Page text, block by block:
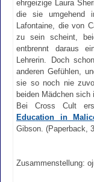
ehrgeizige Laura
die sie umgehend
Lafontaine, die von
zu sein scheint,
entbrennt daraus
Lehrerin. Doch
anderen Gefühlen,
sie so noch nie
beiden Mädchen sich
Bei Cross Cult
Education in
Gibson. (Paperback,
Zusammenstellung: